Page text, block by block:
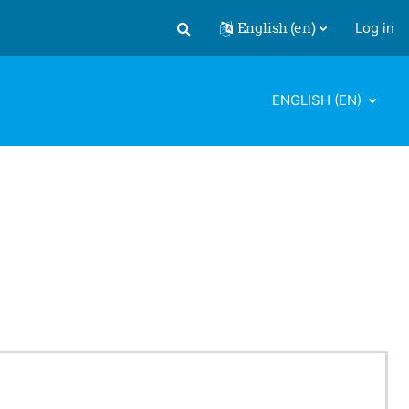
Toggle search input
English ‎(en)‎ Log in
ENGLISH ‎(EN)‎